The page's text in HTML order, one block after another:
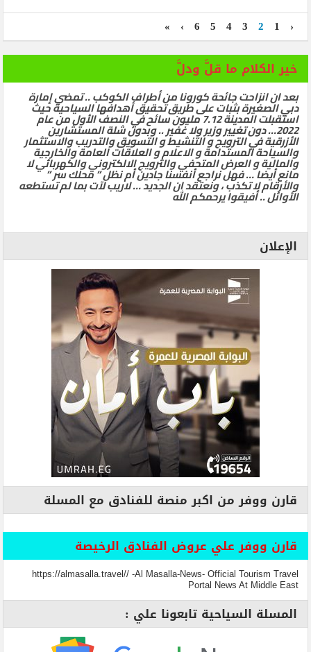
‹
1
2
3
4
5
6
›
»
خير الكلام ما قلَّ ودلَّ
بعد ان انزاحت جائحة كورونا من أطراف الكوكب .. تمضي إمارة
دبي الصغيرة بثبات على طريق تحقيق أهدافها السياحية حيث
استقبلت المدينة 7.12 مليون سائح في النصف الأول من عام
2022… دون تغيير وزير ولا غفير .. وبدون شلة المستشارين
الأزرقية في الترويج و التنشيط و التسويق والتدريب والاستثمار
والسياحة المستدامة و الاعلام و العلاقات العامة والخارجية
والمالية و العرض المتحفي والترويج الالكتروني والكهربائي لا
مانع أيضا … فهل نراجع أنفسنا جادين أم نظل ” محلك سر ”
والأرقام لا تكذب ، ونعتقد ان الجديد … لاريب لآت بما لم تستطعه
الأوائل .. أفيقوا يرحمكم الله
الإعلان
قارن ووفر من اكبر منصة للفنادق مع المسلة
قارن ووفر علي عروض الفنادق الرخيصة
https://almasalla.travel// -Al Masalla-News- Official Tourism Travel
Portal News At Middle East
المسلة السياحية تابعونا علي :